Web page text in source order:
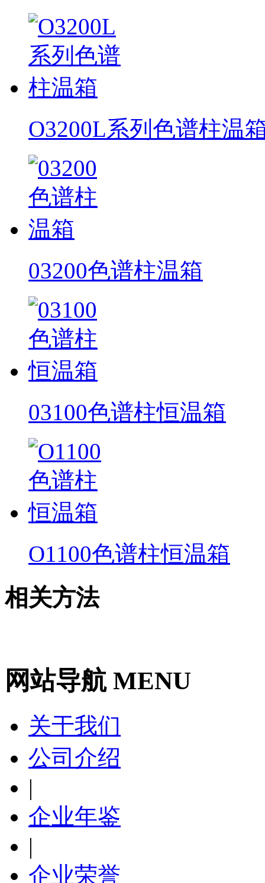
O3200L系列色谱柱温
03200色谱柱温箱
03100色谱柱恒温箱
O1100色谱柱恒温箱
相关方法
网站导航 MENU
关于我们
公司介绍
|
企业年鉴
|
企业荣誉